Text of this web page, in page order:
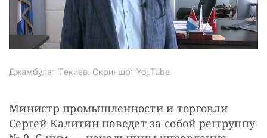
Джамбулат Текиев. Скриншот YouTube
Министр промышленности и торговли
Сергей Калитин поведет за собой реггруппу